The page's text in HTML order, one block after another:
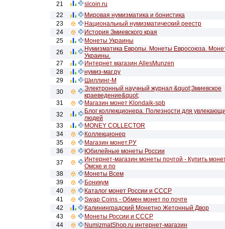
21
slcoin.ru
22
Мировая нумизматика и бонистика
23
Национальный нумизматический реестр
24
История Змиевского края
25
Монеты Украины
26
Нумизматика Европы. Монеты Евросоюза.
Украины.
27
Интернет магазин AllesMunzen
28
нумиз-маг.ру
29
Шиллинг-М
30
Электронный научный журнал &quot;Змиевское
краеведение&quot;
31
Магазин монет Klondaik-spb
32
Блог коллекционера. Полезности для
людей
33
MONEY COLLECTOR
34
Коллекционер
35
Магазин монет.РУ
36
Юбилейные монеты России
37
Интернет-магазин монеты почтой - Купить
Омске и по
38
Монеты Всем
39
Боникум
40
Каталог монет России и СССР
41
Swap Coins - Обмен монет по почте
42
Калининградский Монетно Жетонный Двор
43
Монеты России и СССР
44
NumizmatShop.ru интернет-магазин